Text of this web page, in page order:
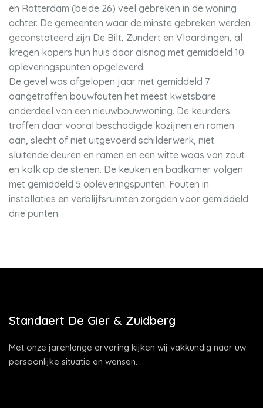
en Rotterdam (beide 26) veel gebreken in de woning
achter. De gemeenten waar de minste gebreken werden
geconstateerd zijn De Bilt, Zundert en Vlaardingen, al
kregen kopers hun huis daar alsnog met gemiddeld 10
opleveringspunten opgeleverd.
De gevel was afgelopen jaar met gemiddeld 7
aangetroffen bouwfouten het meest kwetsbare
onderdeel van een nieuwbouwwoning. De keurders
troffen daar vooral beschadigde kozijnen en ramen
aan, slecht of niet uitgevoerd schilderwerk, niet
sluitende deuren en ramen en een witte waas van zout
en kalk op de stenen. De keuken en badkamer volgen
met gemiddeld 5 opleveringspunten. Fouten in
installaties en verblijfsruimten zorgden voor gemiddeld
drie punten.
Standaert De Gier & Zuidberg
Met onze jarenlange ervaring kijken wij vakkundig naar uw
persoonlijke situatie en wensen.